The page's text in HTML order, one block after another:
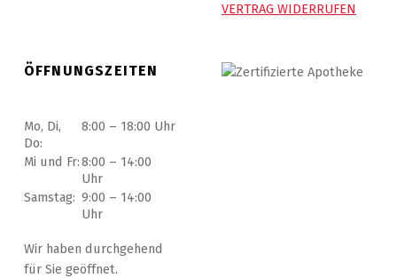
VERTRAG WIDERRUFEN
ÖFFNUNGSZEITEN
Mo, Di,
Do:
8:00 – 18:00 Uhr
Mi und Fr:8:00 – 14:00
Uhr
Samstag: 9:00 – 14:00
Uhr
Wir haben durchgehend
für Sie geöffnet.